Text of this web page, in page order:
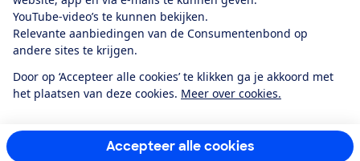
YouTube-video’s te kunnen bekijken.
Relevante aanbiedingen van de Consumentenbond op
andere sites te krijgen.
Door op ‘Accepteer alle cookies’ te klikken ga je akkoord met
het plaatsen van deze cookies. Meer over cookies.
Accepteer alle cookies
Cookiebeleid
Privacyvoorkeuren
Toegankelijkheid
RSS-feed nieuws
Facebook
TwitterInstagram
YoutubeLinkedIn
12.901consumentenbeoordelen de Consumentenbondmet gemiddeld